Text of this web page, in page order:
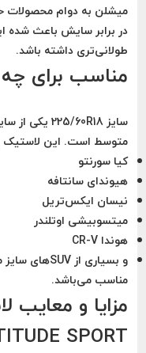
میشلن به دوام محصولات
در برابر سایش باعث شده
طولانی‌تری داشته باشد.
مناسب برای
سایز 225/60R18
متوسط است. این لاستیک
کیا سورنتو
هیوندای سانتافه
نیسان ایکس‌تریل
میتسوبیشی اوتلندر
هوندا CR-V
و بسیاری از SUVهای سایز متوسط دیگر
مناسب می‌باشد.
مزایا و
SPORT